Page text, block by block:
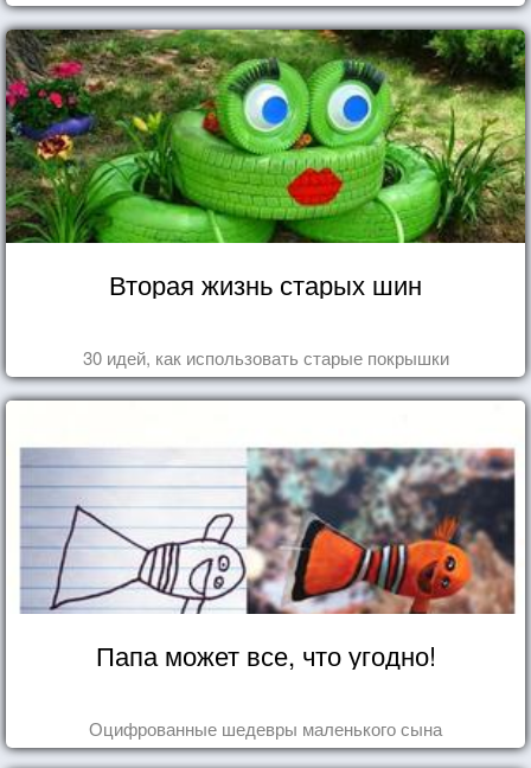
Вторая жизнь старых шин
30 идей, как использовать старые покрышки
Папа может все, что угодно!
Оцифрованные шедевры маленького сына